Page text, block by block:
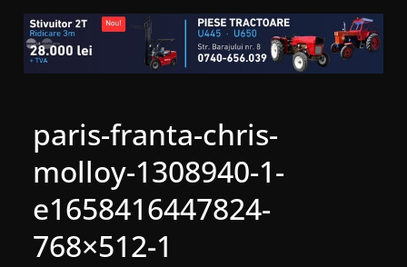
paris-franta-chris-
molloy-1308940-1-
e1658416447824-
768×512-1